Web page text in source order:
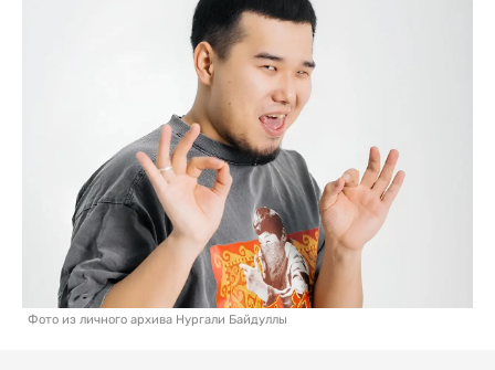
Фото из личного архива Нургали Байдуллы